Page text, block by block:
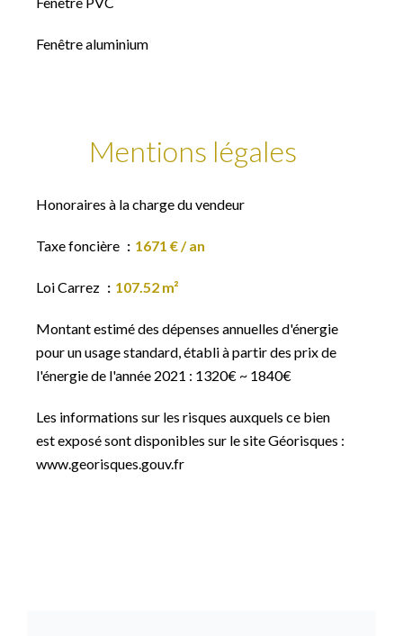
Fenêtre aluminium
Mentions légales
Honoraires à la charge du vendeur
Taxe foncière 1671 € / an
Loi Carrez 107.52 m²
Montant estimé des dépenses annuelles d'énergie
pour un usage standard, établi à partir des prix de
l'énergie de l'année 2021 : 1320€ ~ 1840€
Les informations sur les risques auxquels ce bien
est exposé sont disponibles sur le site Géorisques :
www.georisques.gouv.fr